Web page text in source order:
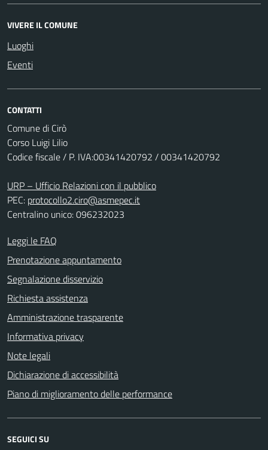
VIVERE IL COMUNE
Luoghi
Eventi
CONTATTI
Comune di Cirò
Corso Luigi Lilio
Codice fiscale / P. IVA:00341420792 / 00341420792
URP – Ufficio Relazioni con il pubblico
PEC: protocollo2.ciro@asmepec.it
Centralino unico: 096232023
Leggi le FAQ
Prenotazione appuntamento
Segnalazione disservizio
Richiesta assistenza
Amministrazione trasparente
Informativa privacy
Note legali
Dichiarazione di accessibilità
Piano di miglioramento delle performance
SEGUICI SU